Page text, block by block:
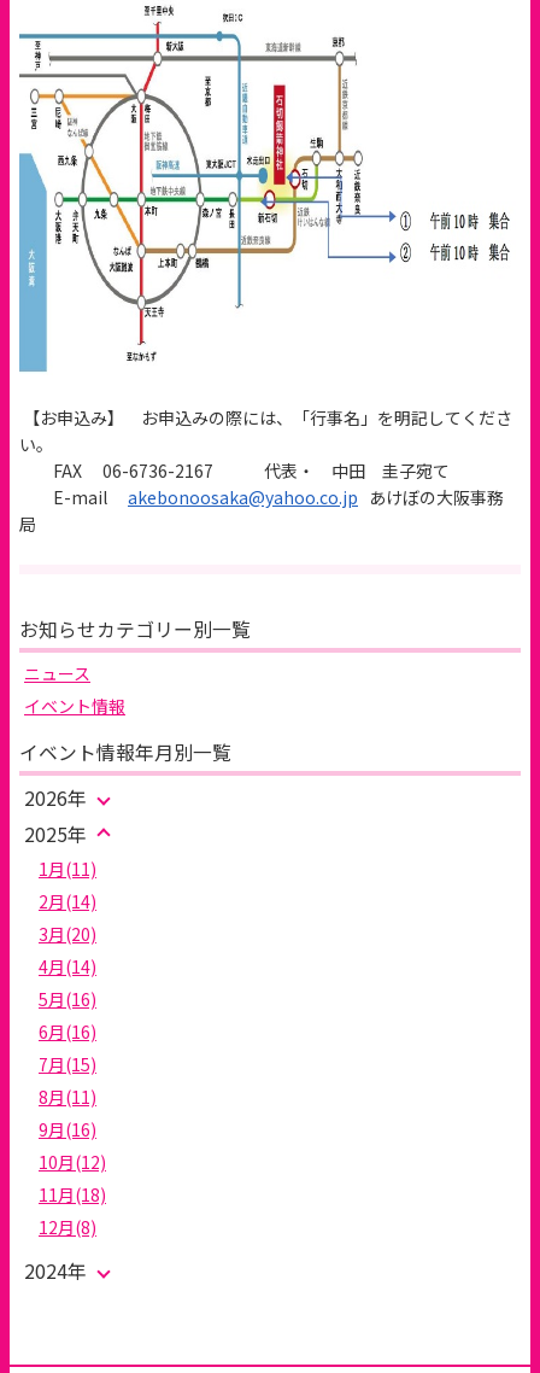
【お申込み】 お申込みの際には、「行事名」を明記してくださ
い。
FAX
06-6736-2167 代表・ 中田 圭子宛て
E-mail
akebonoosaka@yahoo.co.jp あけぼの大阪事務
局
お知らせカテゴリー別一覧
ニュース
イベント情報
イベント情報年月別一覧
2026年
2025年
1月(11)
2月(14)
3月(20)
4月(14)
5月(16)
6月(16)
7月(15)
8月(11)
9月(16)
10月(12)
11月(18)
12月(8)
2024年